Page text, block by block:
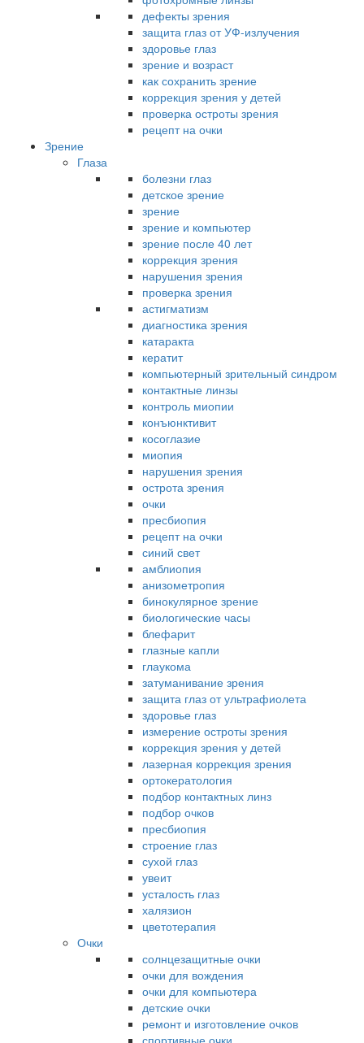
дефекты зрения
защита глаз от УФ-излучения
здоровье глаз
зрение и возраст
как сохранить зрение
коррекция зрения у детей
проверка остроты зрения
рецепт на очки
Зрение
Глаза
болезни глаз
детское зрение
зрение
зрение и компьютер
зрение после 40 лет
коррекция зрения
нарушения зрения
проверка зрения
астигматизм
диагностика зрения
катаракта
кератит
компьютерный зрительный синдром
контактные линзы
контроль миопии
конъюнктивит
косоглазие
миопия
нарушения зрения
острота зрения
очки
пресбиопия
рецепт на очки
синий свет
амблиопия
анизометропия
бинокулярное зрение
биологические часы
блефарит
глазные капли
глаукома
затуманивание зрения
защита глаз от ультрафиолета
здоровье глаз
измерение остроты зрения
коррекция зрения у детей
лазерная коррекция зрения
ортокератология
подбор контактных линз
подбор очков
пресбиопия
строение глаз
сухой глаз
увеит
усталость глаз
халязион
цветотерапия
Очки
солнцезащитные очки
очки для вождения
очки для компьютера
детские очки
ремонт и изготовление очков